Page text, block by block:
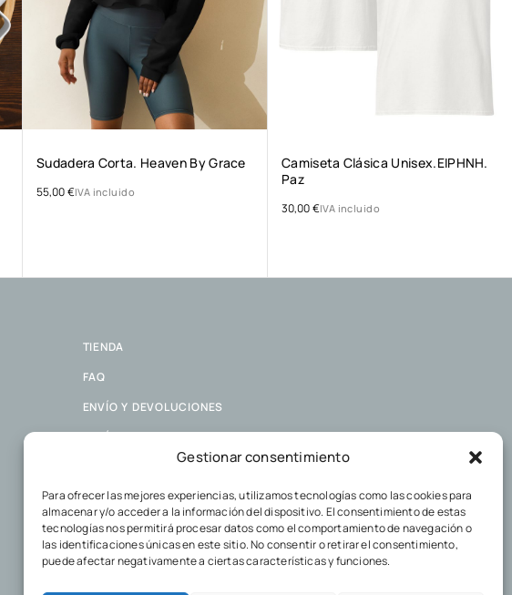
Gestionar consentimiento
Para ofrecer las mejores experiencias, utilizamos tecnologías como las cookies para
almacenar y/o acceder a la información del dispositivo. El consentimiento de estas
tecnologías nos permitirá procesar datos como el comportamiento de navegación o
las identificaciones únicas en este sitio. No consentir o retirar el consentimiento,
puede afectar negativamente a ciertas características y funciones.
Sudadera Corta. Heaven By Grace
55,00€IVA incluido
Camiseta Clásica Unisex.ΕΙΡΗΝΗ.
Paz
30,00€IVA incluido
TIENDA
FAQ
ENVÍO Y DEVOLUCIONES
POLÍTICA DE COOKIES
POLÍTICA DE PRIVACIDAD